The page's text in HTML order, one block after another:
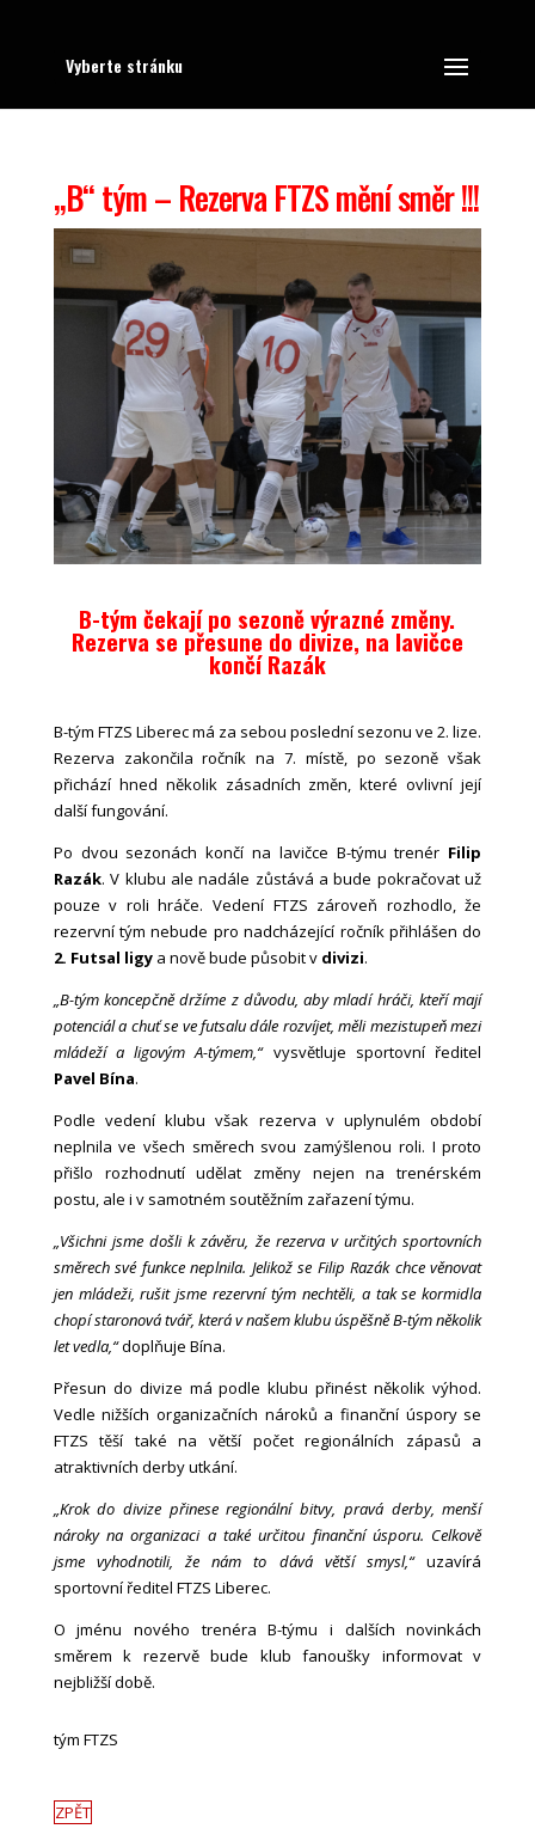
Vyberte stránku
„B“ tým – Rezerva FTZS mění směr !!!
B-tým čekají po sezoně výrazné změny.
Rezerva se přesune do divize, na lavičce
končí Razák
B-tým FTZS Liberec má za sebou poslední sezonu ve 2. lize.
Rezerva zakončila ročník na 7. místě, po sezoně však
přichází hned několik zásadních změn, které ovlivní její
další fungování.
Po dvou sezonách končí na lavičce B-týmu trenér Filip
Razák. V klubu ale nadále zůstává a bude pokračovat už
pouze v roli hráče. Vedení FTZS zároveň rozhodlo, že
rezervní tým nebude pro nadcházející ročník přihlášen do
2. Futsal ligya nově bude působit v divizi.
„B-tým koncepčně držíme z důvodu, aby mladí hráči, kteří mají
potenciál a chuť se ve futsalu dále rozvíjet, měli mezistupeň mezi
mládeží a ligovým A-týmem,“vysvětluje sportovní ředitel
Pavel Bína.
Podle vedení klubu však rezerva v uplynulém období
neplnila ve všech směrech svou zamýšlenou roli. I proto
přišlo rozhodnutí udělat změny nejen na trenérském
postu, ale i v samotném soutěžním zařazení týmu.
„Všichni jsme došli k závěru, že rezerva v určitých sportovních
směrech své funkce neplnila. Jelikož se Filip Razák chce věnovat
jen mládeži, rušit jsme rezervní tým nechtěli, a tak se kormidla
chopí staronová tvář, která v našem klubu úspěšně B-tým několik
let vedla,“doplňuje Bína.
Přesun do divize má podle klubu přinést několik výhod.
Vedle nižších organizačních nároků a finanční úspory se
FTZS těší také na větší počet regionálních zápasů a
atraktivních derby utkání.
„Krok do divize přinese regionální bitvy, pravá derby, menší
nároky na organizaci a také určitou finanční úsporu. Celkově
jsme vyhodnotili, že nám to dává větší smysl,“uzavírá
sportovní ředitel FTZS Liberec.
O jménu nového trenéra B-týmu i dalších novinkách
směrem k rezervě bude klub fanoušky informovat v
nejbližší době.
tým FTZS
ZPĚT